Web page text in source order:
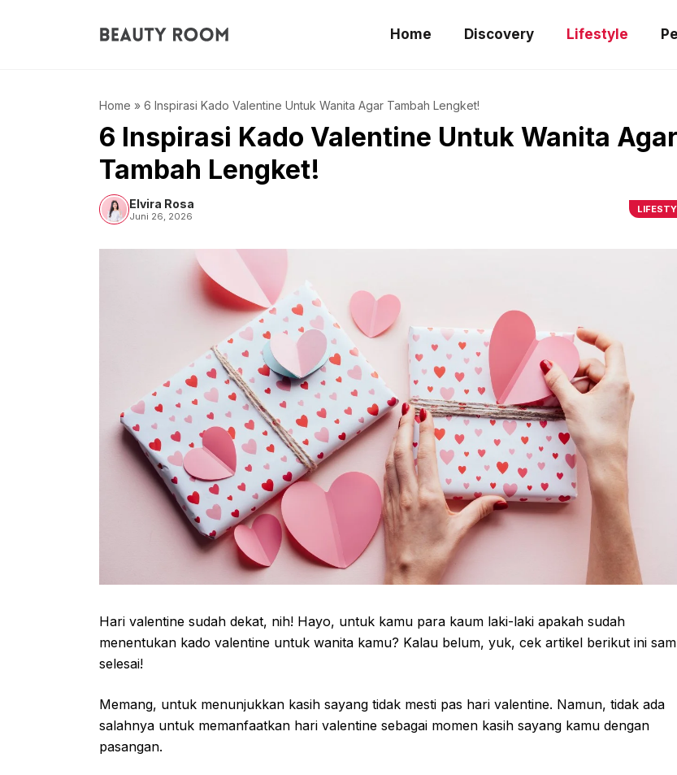
Home Discovery Lifestyle
Home » 6 Inspirasi Kado Valentine Untuk Wanita Agar Tambah Lengket!
6 Inspirasi Kado Valentine Untuk Wanita Agar
Tambah Lengket!
Elvira Rosa
Juni 26, 2026
Hari valentine sudah dekat, nih! Hayo, untuk kamu para kaum laki-laki apakah sudah
menentukan kado valentine untuk wanita kamu? Kalau belum, yuk, cek artikel berikut ini
selesai!
Memang, untuk menunjukkan kasih sayang tidak mesti pas hari valentine. Namun, tidak ada
salahnya untuk memanfaatkan hari valentine sebagai momen kasih sayang kamu dengan
pasangan.